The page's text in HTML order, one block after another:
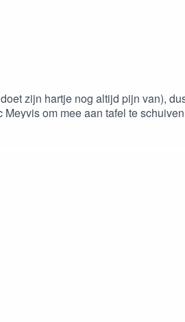
zijn hartje nog altijd pijn van),
om mee aan tafel te
ge uw babbelkousen bestellen aan